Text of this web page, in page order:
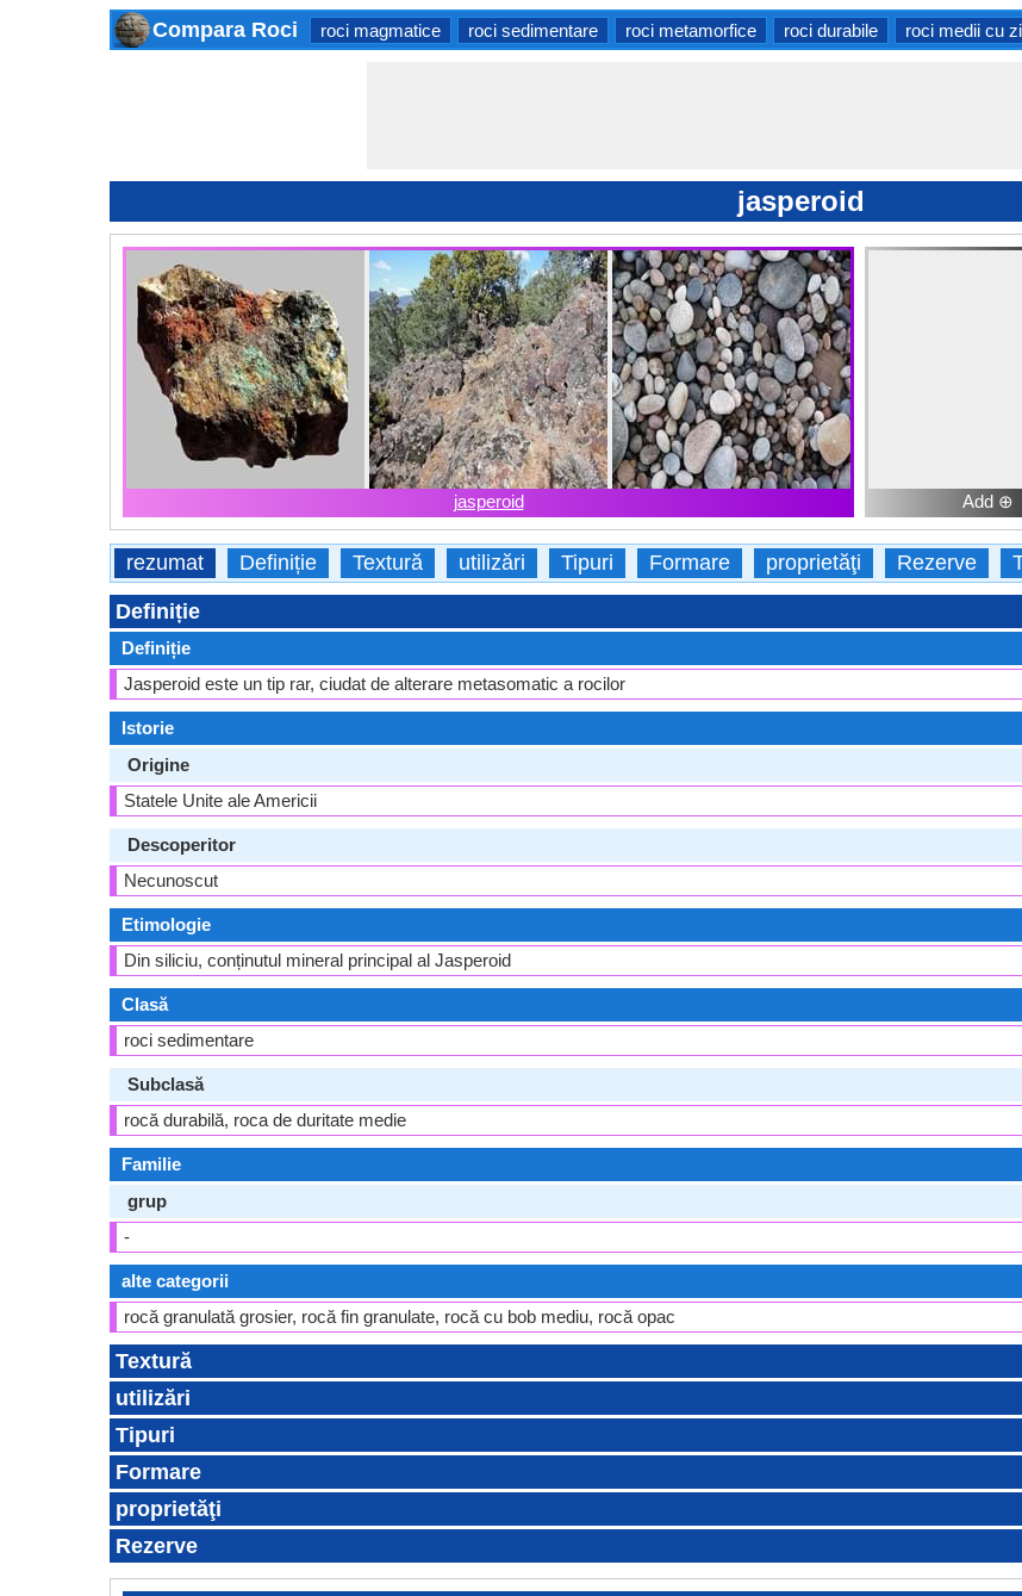
Compara Roci roci magmatice roci sedimentare roci metamorfice roci durabile roci medii cu
jasperoid
jasperoid Add ⊕
rezumat Definiție Textură utilizări Tipuri Formare proprietăţi Rezerve
Definiție
Definiție
Jasperoid este un tip rar, ciudat de alterare metasomatic a rocilor
Istorie
Origine
Statele Unite ale Americii
Descoperitor
Necunoscut
Etimologie
Din siliciu, conținutul mineral principal al Jasperoid
Clasă
roci sedimentare
Subclasă
rocă durabilă, roca de duritate medie
Familie
grup
-
alte categorii
rocă granulată grosier, rocă fin granulate, rocă cu bob mediu, rocă opac
Textură
utilizări
Tipuri
Formare
proprietăţi
Rezerve